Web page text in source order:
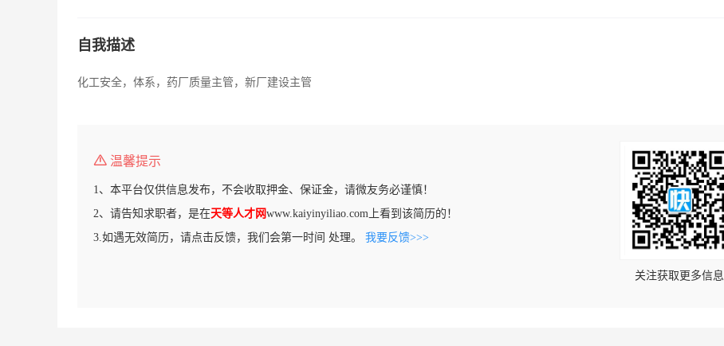
自我描述
化工安全，体系，药厂质量主管，新厂建设主管
温馨提示
1、本平台仅供信息发布，不会收取押金、保证金，请微友务必谨慎！
2、请告知求职者，是在天等人才网www.kaiyinyiliao.com上看到该简历的！
3.如遇无效简历，请点击反馈，我们会第一时间 处理。 我要反馈>>>
关注获取更多信息